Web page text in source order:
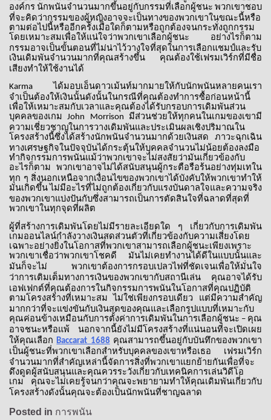
องค์กรนักพนันจำนวนมากขึ้นอยู่กับกรรมที่เลือกผู้ชนะ พวกเขาชอบ
ที่จะคิดว่ากรรมของผู้หญิงอาจจะเป็นทางของพวกเขาในขณะนี้หรือ
ตามต่อไปนี้หรืออีกครั้งเมื่อใดก็ตามหรือถูกต้องจนกระทั่งถูกกรรม
โดยเหมาะสมเพื่อให้แน่ใจว่าพวกเขาเลือกผู้ชนะ
อย่างไรก็ตาม
กรรมอาจเป็นขั้นตอนที่ไม่น่าไว้วางใจที่สุดในการเลือกแชมป์และรับ
เงินเดิมพันจำนวนมากที่คุณสร้างขึ้น
คุณต้องใช้เฟรมเวิร์กที่มีชื่อ
เสียงทำให้ใช้งานได้
Karma ได้มอบเอ็นดาวเม้นท์มากมายให้กับนักพนันหลายคนเรา
จำเป็นต้องให้เงินนั้นดังนั้นในกรณีที่คุณต้องทำการซื้อก่อนหน้านี้
เพื่อให้เหมาะสมกับเวลาและคุณต้องได้รับกรอบการเดิมพันส่วน
บุคคลของเกม John Morrison มีส่วนช่วยให้ทุกคนในเกมของเขามี
ความเชี่ยวชาญในการวางเดิมพันและประเมินผลเชิงปริมาณใน
โครงสร้างนี้ซึ่งได้สร้างนักพนันจำนวนมากด้วยเงินสด
ภาวะฉุกเฉิน
ทางเศรษฐกิจในปัจจุบันได้กระตุ้นให้บุคคลจำนวนไม่น้อยต้องลงมือ
ทำกิจกรรมการพนันแม้ว่าพวกเขาจะไม่สงสัยว่ามันเกี่ยวข้องกับ
อะไรก็ตาม
พวกเขาอาจไม่ได้สนับสนุนผู้กระตือรือร้นอย่างทุ่มเทใน
ทุก ๆ สิ่งนอกเหนือจากเงื่อนไขของพวกเขาได้บังคับให้พวกเขาทำให้
มันเกิดขึ้นไม่มีอะไรที่ไม่ถูกต้องเกี่ยวกับแรงบันดาลใจและความจริง
ของพวกเขาแบ่งปันกับซึ่งสามารถเป็นการตัดสินใจที่ฉลาดที่สุดที่
พวกเขาในทุกจุดที่ผลิต
ผู้ที่สร้างการเดิมพันโดยไม่มีรายละเอียดใด
ๆ
เกี่ยวกับการเดิมพัน
เกมออนไลน์กำลังวางเงินสดส่วนตัวที่เกี่ยวข้องกับความเสี่ยงโดย
เฉพาะอย่างยิ่งในโอกาสที่พวกเขาสามารถเลือกผู้ชนะเพียงเพราะ
พวกเขาเชื่อว่าพวกเขาโชคดี
มันไม่เคยทำงานได้ดีในแบบนั้นและ
มันก็จะไม่
พวกเขาต้องการกรอบเปลวไฟที่ชัดเจนเพื่อให้มั่นใจ
ว่าการเติมเต็มทางการเงินของพวกเขากับสถานีเล่น
คุณอาจได้รับ
เอฟเฟกต์ที่คุณต้องการในกิจกรรมการพนันในโอกาสที่คุณปฏิบัติ
ตามโครงสร้างที่เหมาะสม
ไม่ใช่เพียงกรอบเดียว
แต่มีความสำคัญ
มากกว่าที่จะแข่งขันกับเงินสดของคุณและเลือกรูปแบบที่เหมาะกับ
คุณค่อนข้างเหมือนกับการตั้งค่าการเดิมพันในการเลือกผู้ชนะ – คุณ
อาจชนะหรือแพ้
นอกจากนี้ยังไม่มีโครงสร้างที่แน่นอนที่จะเปิดเผย
ให้คุณเลือก Baccarat 1688 คุณสามารถขึ้นอยู่กับบันทึกของพวกเขา
เป็นผู้ชนะที่พวกเขาเลือกสำหรับบุคคลของเขาหรือเธอ
เฟรมเวิร์ก
จำนวนมากที่สำคัญเหล่านี้จัดการสิ่งที่พวกเขาแยกย้ายกันเพื่อที่จะ
ดึงดูดผู้สนับสนุนและคุณควรระวังเกี่ยวกับเทคนิคการเล่นวิดีโอ
เกม
คุณจะไม่เคยรู้จนกว่าคุณจะพยายามทำให้คุณเดิมพันเกี่ยวกับ
โครงสร้างดังนั้นคุณจะต้องเป็นนักพนันที่ชาญฉลาด
Posted in การพนัน